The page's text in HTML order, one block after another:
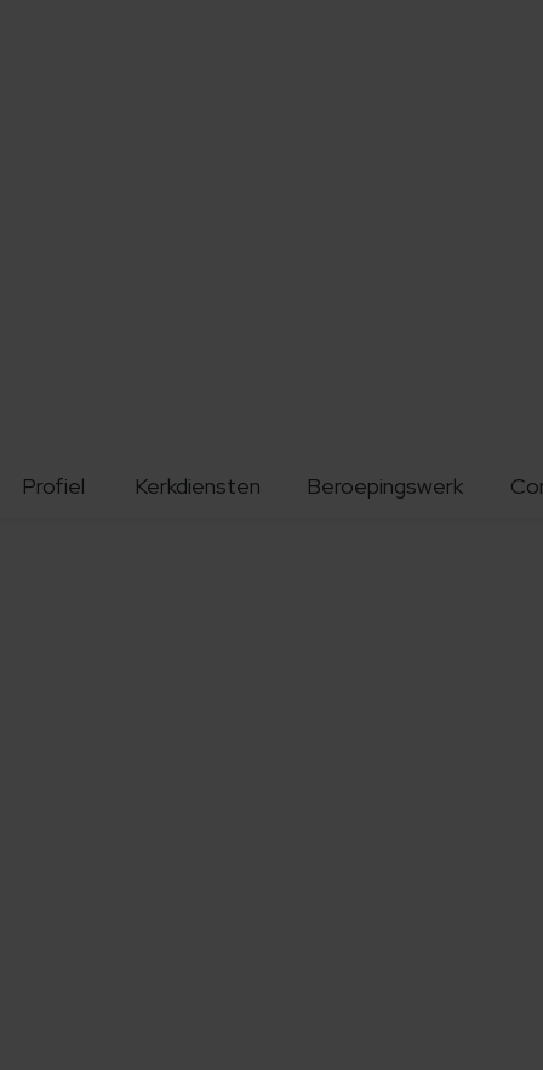
Profiel Kerkdiensten Beroepingswerk